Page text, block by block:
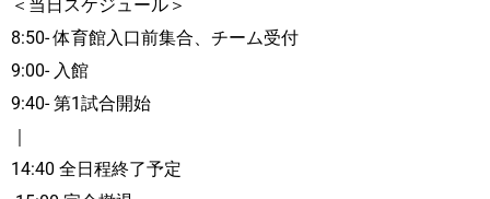
＜当日スケジュール＞
8:50- 体育館入口前集合、チーム受付
9:00- 入館
9:40- 第1試合開始
14:40 全日程終了予定